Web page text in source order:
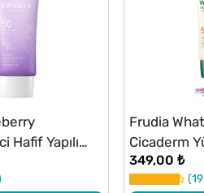
Hafif Yapılı
SPF50
Frudia
Cicaderm
SPF50 50g
349,00 ₺